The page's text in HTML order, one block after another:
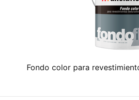
Fondo color para